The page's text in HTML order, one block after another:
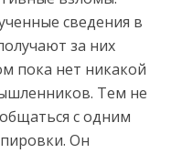
сведения в
за них
пока нет никакой
Тем не
с одним
Он